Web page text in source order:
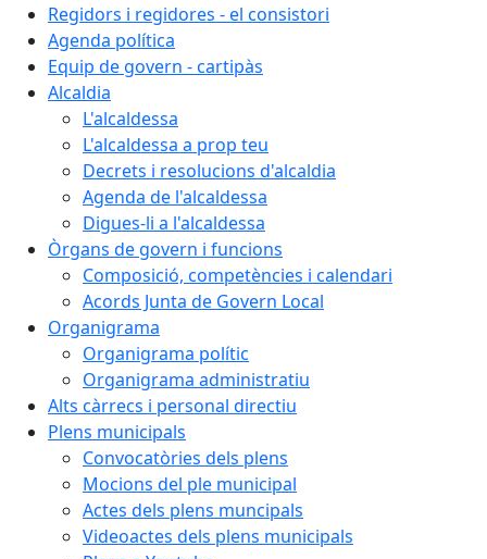
Regidors i regidores - el consistori
Agenda política
Equip de govern - cartipàs
Alcaldia
L'alcaldessa
L'alcaldessa a prop teu
Decrets i resolucions d'alcaldia
Agenda de l'alcaldessa
Digues-li a l'alcaldessa
Òrgans de govern i funcions
Composició, competències i calendari
Acords Junta de Govern Local
Organigrama
Organigrama polític
Organigrama administratiu
Alts càrrecs i personal directiu
Plens municipals
Convocatòries dels plens
Mocions del ple municipal
Actes dels plens muncipals
Videoactes dels plens municipals